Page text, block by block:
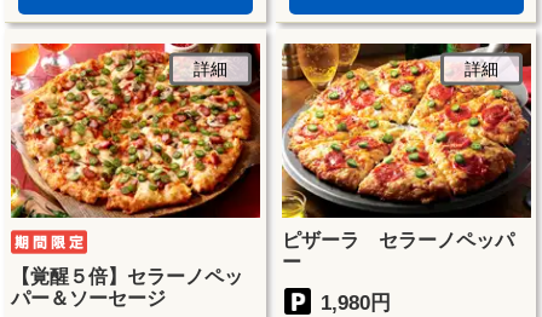
詳細
【覚醒５倍】セラーノペッ
パー＆ソーセージ
詳細
ピザーラ セラーノペッパ
ー
1,980円